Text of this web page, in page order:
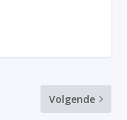
Volgende